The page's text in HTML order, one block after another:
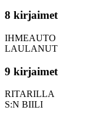
8 kirjaimet
IHMEAUTO
LAULANUT
9 kirjaimet
RITARILLA
S:N BIILI